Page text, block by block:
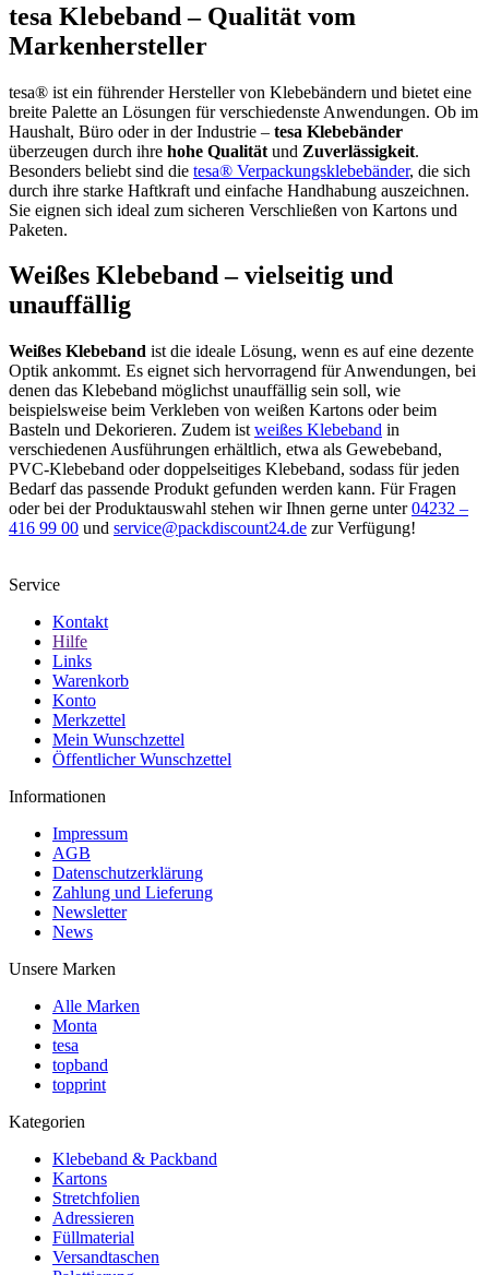
tesa Klebeband – Qualität vom
Markenhersteller
tesa® ist ein führender Hersteller von Klebebändern und bietet eine
breite Palette an Lösungen für verschiedenste Anwendungen. Ob im
Haushalt, Büro oder in der Industrie – tesa Klebebänder
überzeugen durch ihre hohe Qualität und Zuverlässigkeit.
Besonders beliebt sind die tesa® Verpackungsklebebänder, die sich
durch ihre starke Haftkraft und einfache Handhabung auszeichnen.
Sie eignen sich ideal zum sicheren Verschließen von Kartons und
Paketen.
Weißes Klebeband – vielseitig und
unauffällig
Weißes Klebeband ist die ideale Lösung, wenn es auf eine dezente
Optik ankommt. Es eignet sich hervorragend für Anwendungen, bei
denen das Klebeband möglichst unauffällig sein soll, wie
beispielsweise beim Verkleben von weißen Kartons oder beim
Basteln und Dekorieren. Zudem ist weißes Klebeband in
verschiedenen Ausführungen erhältlich, etwa als Gewebeband,
PVC-Klebeband oder doppelseitiges Klebeband, sodass für jeden
Bedarf das passende Produkt gefunden werden kann. Für Fragen
oder bei der Produktauswahl stehen wir Ihnen gerne unter04232 –
416 99 00 und service@packdiscount24.de zur Verfügung!
Service
Kontakt
Hilfe
Links
Warenkorb
Konto
Merkzettel
Mein Wunschzettel
Öffentlicher Wunschzettel
Informationen
Impressum
AGB
Datenschutzerklärung
Zahlung und Lieferung
Newsletter
News
Unsere Marken
Alle Marken
Monta
tesa
topband
topprint
Kategorien
Klebeband & Packband
Kartons
Stretchfolien
Adressieren
Füllmaterial
Versandtaschen